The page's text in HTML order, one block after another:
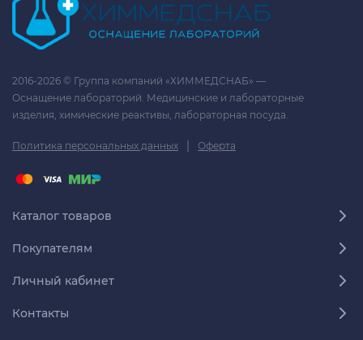
2016-2026 © Группа компаний «ХИММЕДСНАБ» —
Оснащение лабораторий. Медицинские и лабораторные
изделия, химические реактивы, лабораторная посуда.
Политика персональных данных | Оферта
Каталог товаров
Покупателям
Личный кабинет
Контакты